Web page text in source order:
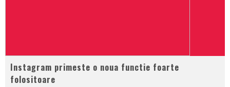
Instagram primeste o noua functie foarte
folositoare